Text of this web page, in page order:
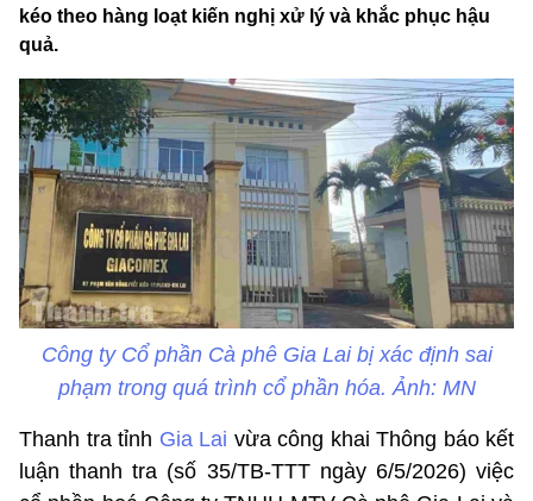
kéo theo hàng loạt kiến nghị xử lý và khắc phục hậu
quả.
Công ty Cổ phần Cà phê Gia Lai bị xác định sai
phạm trong quá trình cổ phần hóa. Ảnh: MN
Thanh tra tỉnh Gia Lai vừa công khai Thông báo kết
luận thanh tra (số 35/TB-TTT ngày 6/5/2026) việc